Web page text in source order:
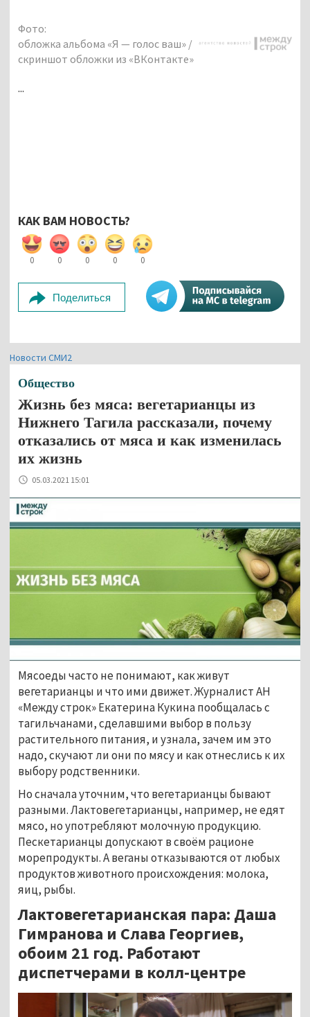
Фото:
обложка альбома «Я — голос ваш» /
скриншот обложки из «ВКонтакте»
...
КАК ВАМ НОВОСТЬ?
0 0 0 0 0
Поделиться
Новости СМИ2
Общество
Жизнь без мяса: вегетарианцы из
Нижнего Тагила рассказали, почему
отказались от мяса и как изменилась
их жизнь
05.03.2021 15:01
Мясоеды часто не понимают, как живут
вегетарианцы и что ими движет. Журналист АН
«Между строк» Екатерина Кукина пообщалась с
тагильчанами, сделавшими выбор в пользу
растительного питания, и узнала, зачем им это
надо, скучают ли они по мясу и как отнеслись к их
выбору родственники.
Но сначала уточним, что вегетарианцы бывают
разными. Лактовегетарианцы, например, не едят
мясо, но употребляют молочную продукцию.
Пескетарианцы допускают в своём рационе
морепродукты. А веганы отказываются от любых
продуктов животного происхождения: молока,
яиц, рыбы.
Лактовегетарианская пара: Даша
Гимранова и Слава Георгиев,
обоим 21 год. Работают
диспетчерами в колл-центре